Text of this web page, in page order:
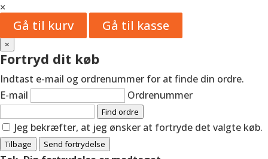
×
Gå til kurv Gå til kasse
×
Fortryd dit køb
Indtast e-mail og ordrenummer for at finde din ordre.
E-mail
Ordrenummer
Find ordre
Jeg bekræfter, at jeg ønsker at fortryde det valgte køb.
Tilbage Send fortrydelse